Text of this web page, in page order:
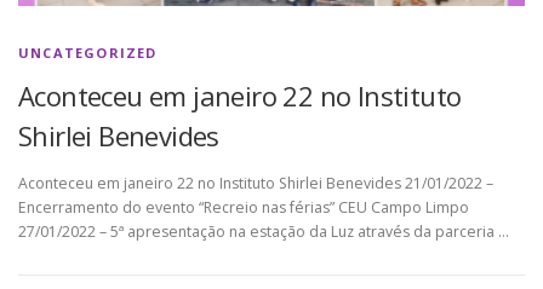
UNCATEGORIZED
Aconteceu em janeiro 22 no Instituto
Shirlei Benevides
Aconteceu em janeiro 22 no Instituto Shirlei Benevides 21/01/2022 –
Encerramento do evento “Recreio nas férias” CEU Campo Limpo
27/01/2022 – 5ª apresentação na estação da Luz através da parceria …